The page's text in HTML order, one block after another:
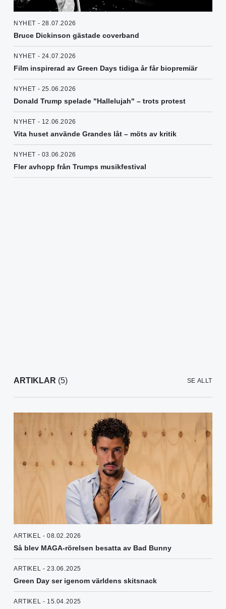
NYHET - 28.07.2026
Bruce Dickinson gästade coverband
NYHET - 24.07.2026
Film inspirerad av Green Days tidiga år får biopremiär
NYHET - 25.06.2026
Donald Trump spelade "Hallelujah" – trots protest
NYHET - 12.06.2026
Vita huset använde Grandes låt – möts av kritik
NYHET - 03.06.2026
Fler avhopp från Trumps musikfestival
ARTIKLAR (5) SE ALLT
ARTIKEL - 08.02.2026
Så blev MAGA-rörelsen besatta av Bad Bunny
ARTIKEL - 23.06.2025
Green Day ser igenom världens skitsnack
ARTIKEL - 15.04.2025